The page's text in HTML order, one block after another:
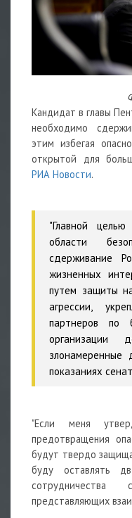
Кандидат в главы
необходимо
этим избегая
открытой для
РИА Новости.
"Главной
области
сдерживание
жизненных
путем защиты
агрессии,
партнеров по
организации
злонамеренные
показаниях
"Если меня
предотвращения
будут твердо
буду оставлять
представляющих